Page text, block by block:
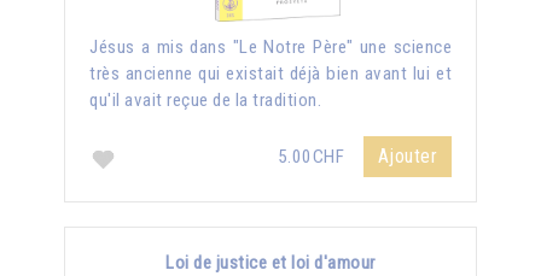
Jésus a mis dans "Le Notre Père" une science
très ancienne qui existait déjà bien avant lui et
qu'il avait reçue de la tradition.
5.00CHF Ajouter
Loi de justice et loi d'amour